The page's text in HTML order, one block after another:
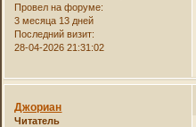
Провел на форуме:
3 месяца 13 дней
Последний визит:
28-04-2026 21:31:02
Джориан
Читатель